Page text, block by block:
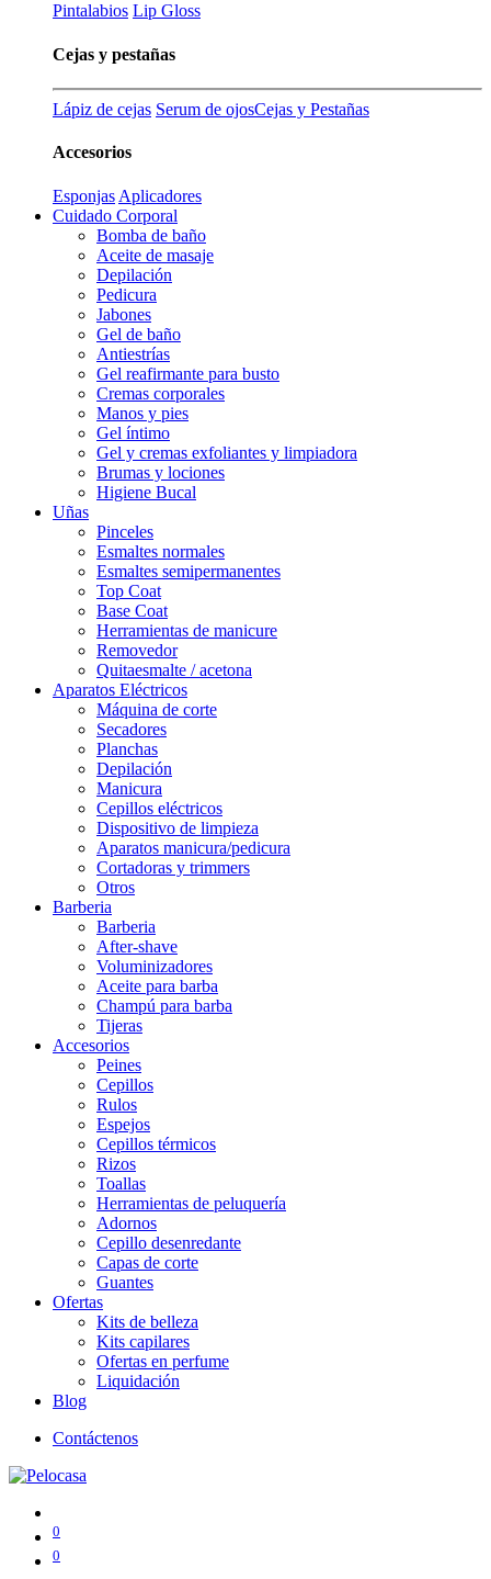
Pintalabios Lip Gloss
Cejas y pestañas
Lápiz de cejas Serum de ojosCejas y Pestañas
Accesorios
Esponjas Aplicadores
Cuidado Corporal
Bomba de baño
Aceite de masaje
Depilación
Pedicura
Jabones
Gel de baño
Antiestrías
Gel reafirmante para busto
Cremas corporales
Manos y pies
Gel íntimo
Gel y cremas exfoliantes y limpiadora
Brumas y lociones
Higiene Bucal
Uñas
Pinceles
Esmaltes normales
Esmaltes semipermanentes
Top Coat
Base Coat
Herramientas de manicure
Removedor
Quitaesmalte / acetona
Aparatos Eléctricos
Máquina de corte
Secadores
Planchas
Depilación
Manicura
Cepillos eléctricos
Dispositivo de limpieza
Aparatos manicura/pedicura
Cortadoras y trimmers
Otros
Barberia
Barberia
After-shave
Voluminizadores
Aceite para barba
Champú para barba
Tijeras
Accesorios
Peines
Cepillos
Rulos
Espejos
Cepillos térmicos
Rizos
Toallas
Herramientas de peluquería
Adornos
Cepillo desenredante
Capas de corte
Guantes
Ofertas
Kits de belleza
Kits capilares
Ofertas en perfume
Liquidación
Blog
Contáctenos
0
0